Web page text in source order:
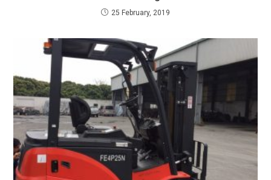
25 February, 2019